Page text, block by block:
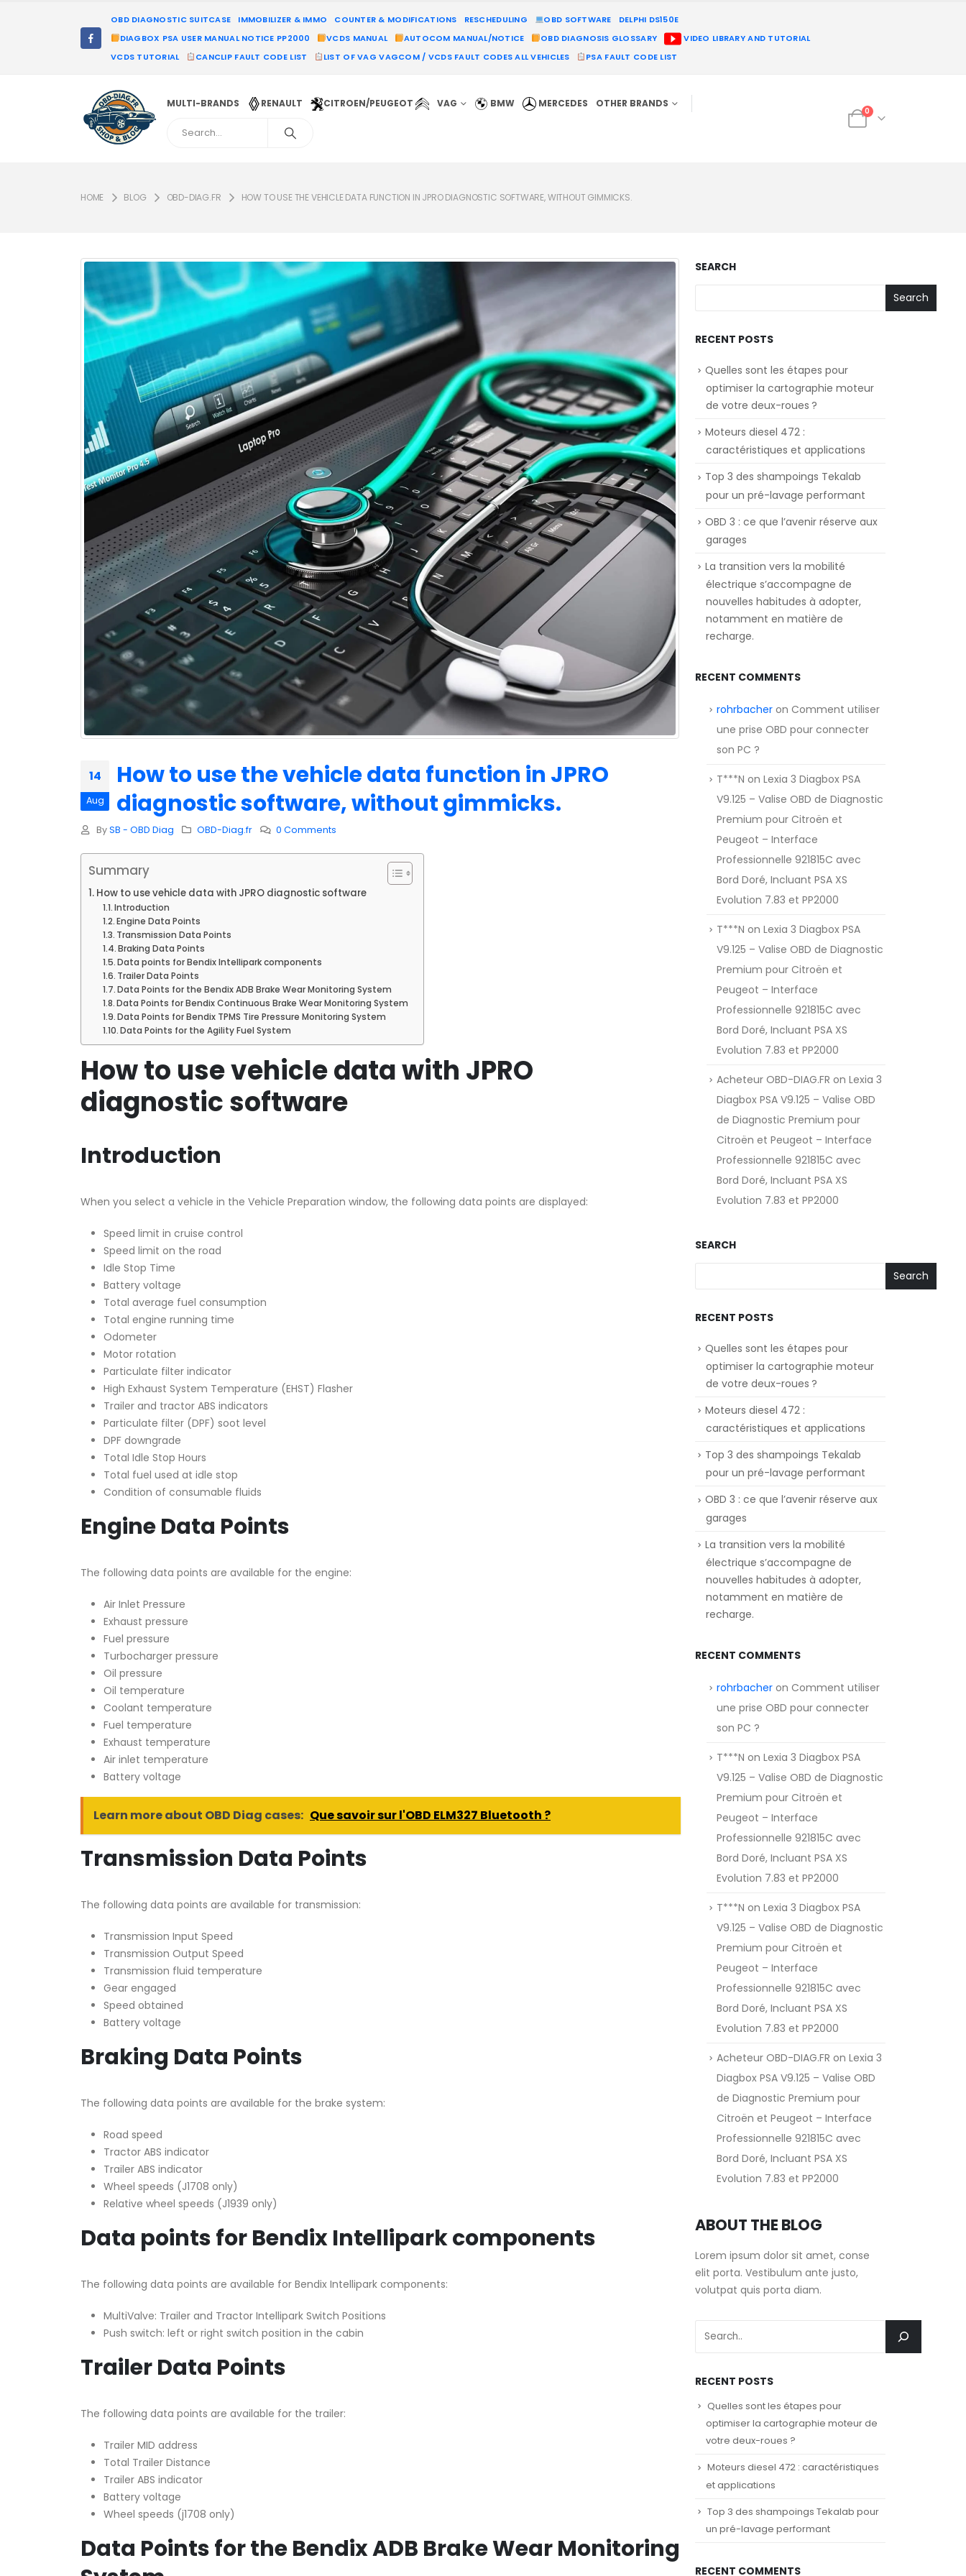
OBD DIAGNOSTIC SUITCASE IMMOBILIZER & IMMO COUNTER & MODIFICATIONS RESCHEDULING OBD SOFTWARE
DELPHI DS150E
DIAGBOX PSA USER MANUAL NOTICE PP2000
VCDS MANUAL AUTOCOM MANUAL/NOTICE OBD DIAGNOSIS GLOSSARY
VIDEO LIBRARY AND TUTORIAL
VCDS TUTORIAL
CANCLIP FAULT CODE LIST LIST OF VAG VAGCOM / VCDS FAULT CODES ALL VEHICLES PSA FAULT CODE LIST
MULTI-BRANDS RENAULT CITROEN/PEUGEOT VAG BMW MERCEDES OTHER BRANDS
0
HOME BLOG OBD-DIAG.FR HOW TO USE THE VEHICLE DATA FUNCTION IN JPRO DIAGNOSTIC SOFTWARE, WITHOUT GIMMICKS.
14
Aug
How to use the vehicle data function in JPRO
diagnostic software, without gimmicks.
By SB - OBD Diag OBD-Diag.fr 0 Comments
Summary
How to use vehicle data with JPRO diagnostic software
Introduction
Engine Data Points
Transmission Data Points
Braking Data Points
Data points for Bendix Intellipark components
Trailer Data Points
Data Points for the Bendix ADB Brake Wear Monitoring System
Data Points for Bendix Continuous Brake Wear Monitoring System
Data Points for Bendix TPMS Tire Pressure Monitoring System
Data Points for the Agility Fuel System
How to use vehicle data with JPRO
diagnostic software
Introduction
When you select a vehicle in the Vehicle Preparation window, the following data points are displayed:
Speed limit in cruise control
Speed limit on the road
Idle Stop Time
Battery voltage
Total average fuel consumption
Total engine running time
Odometer
Motor rotation
Particulate filter indicator
High Exhaust System Temperature (EHST) Flasher
Trailer and tractor ABS indicators
Particulate filter (DPF) soot level
DPF downgrade
Total Idle Stop Hours
Total fuel used at idle stop
Condition of consumable fluids
Engine Data Points
The following data points are available for the engine:
Air Inlet Pressure
Exhaust pressure
Fuel pressure
Turbocharger pressure
Oil pressure
Oil temperature
Coolant temperature
Fuel temperature
Exhaust temperature
Air inlet temperature
Battery voltage
Learn more about OBD Diag cases: Que savoir sur l'OBD ELM327 Bluetooth ?
Transmission Data Points
The following data points are available for transmission:
Transmission Input Speed
Transmission Output Speed
Transmission fluid temperature
Gear engaged
Speed obtained
Battery voltage
Braking Data Points
The following data points are available for the brake system:
Road speed
Tractor ABS indicator
Trailer ABS indicator
Wheel speeds (J1708 only)
Relative wheel speeds (J1939 only)
Data points for Bendix Intellipark components
The following data points are available for Bendix Intellipark components:
MultiValve: Trailer and Tractor Intellipark Switch Positions
Push switch: left or right switch position in the cabin
Trailer Data Points
The following data points are available for the trailer:
Trailer MID address
Total Trailer Distance
Trailer ABS indicator
Battery voltage
Wheel speeds (j1708 only)
Data Points for the Bendix ADB Brake Wear Monitoring
SEARCH
Search
RECENT POSTS
Quelles sont les étapes pour
optimiser la cartographie moteur
de votre deux-roues ?
Moteurs diesel 472 :
caractéristiques et applications
Top 3 des shampoings Tekalab
pour un pré-lavage performant
OBD 3 : ce que l’avenir réserve aux
garages
La transition vers la mobilité
électrique s’accompagne de
nouvelles habitudes à adopter,
notamment en matière de
recharge.
RECENT COMMENTS
rohrbacher on Comment utiliser
une prise OBD pour connecter
son PC ?
T***N on Lexia 3 Diagbox PSA
V9.125 – Valise OBD de Diagnostic
Premium pour Citroën et
Peugeot – Interface
Professionnelle 921815C avec
Bord Doré, Incluant PSA XS
Evolution 7.83 et PP2000
T***N on Lexia 3 Diagbox PSA
V9.125 – Valise OBD de Diagnostic
Premium pour Citroën et
Peugeot – Interface
Professionnelle 921815C avec
Bord Doré, Incluant PSA XS
Evolution 7.83 et PP2000
Acheteur OBD-DIAG.FR on Lexia 3
Diagbox PSA V9.125 – Valise OBD
de Diagnostic Premium pour
Citroën et Peugeot – Interface
Professionnelle 921815C avec
Bord Doré, Incluant PSA XS
Evolution 7.83 et PP2000
SEARCH
Search
RECENT POSTS
Quelles sont les étapes pour
optimiser la cartographie moteur
de votre deux-roues ?
Moteurs diesel 472 :
caractéristiques et applications
Top 3 des shampoings Tekalab
pour un pré-lavage performant
OBD 3 : ce que l’avenir réserve aux
garages
La transition vers la mobilité
électrique s’accompagne de
nouvelles habitudes à adopter,
notamment en matière de
recharge.
RECENT COMMENTS
rohrbacher on Comment utiliser
une prise OBD pour connecter
son PC ?
T***N on Lexia 3 Diagbox PSA
V9.125 – Valise OBD de Diagnostic
Premium pour Citroën et
Peugeot – Interface
Professionnelle 921815C avec
Bord Doré, Incluant PSA XS
Evolution 7.83 et PP2000
T***N on Lexia 3 Diagbox PSA
V9.125 – Valise OBD de Diagnostic
Premium pour Citroën et
Peugeot – Interface
Professionnelle 921815C avec
Bord Doré, Incluant PSA XS
Evolution 7.83 et PP2000
Acheteur OBD-DIAG.FR on Lexia 3
Diagbox PSA V9.125 – Valise OBD
de Diagnostic Premium pour
Citroën et Peugeot – Interface
Professionnelle 921815C avec
Bord Doré, Incluant PSA XS
Evolution 7.83 et PP2000
ABOUT THE BLOG
Lorem ipsum dolor sit amet, conse
elit porta. Vestibulum ante justo,
volutpat quis porta diam.
RECENT POSTS
Quelles sont les étapes pour
optimiser la cartographie moteur de
votre deux-roues ?
Moteurs diesel 472 : caractéristiques
et applications
Top 3 des shampoings Tekalab pour
un pré-lavage performant
RECENT COMMENTS